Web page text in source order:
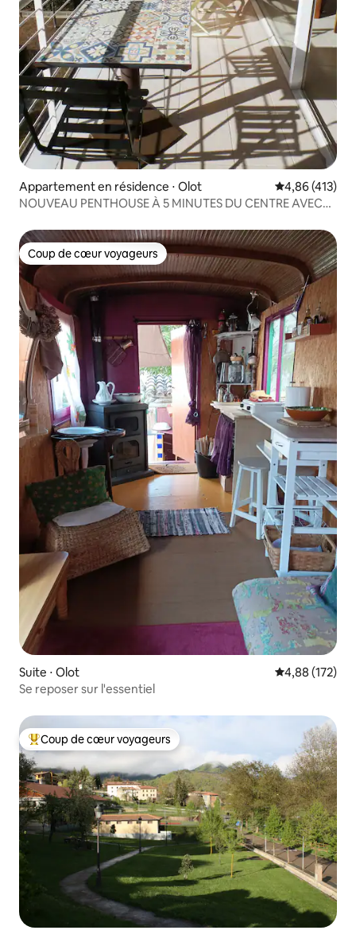
Appartement en résidence ⋅ Olot Évaluation
4,86 (413)
NOUVEAU PENTHOUSE À 5 MINUTES DU CENTRE AVEC
Coup de cœur voyageurs
Coup de cœur voyageurs
Suite ⋅ Olot Évaluation
4,88 (172)
Se reposer sur l'essentiel
Coups de cœur voyageurs les plus appréciés
Coup de cœur voyageurs